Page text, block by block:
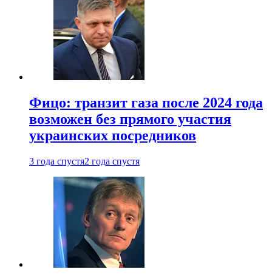
Фицо: транзит газа после 2024 года
возможен без прямого участия
украинских посредников
3 года спустя2 года спустя